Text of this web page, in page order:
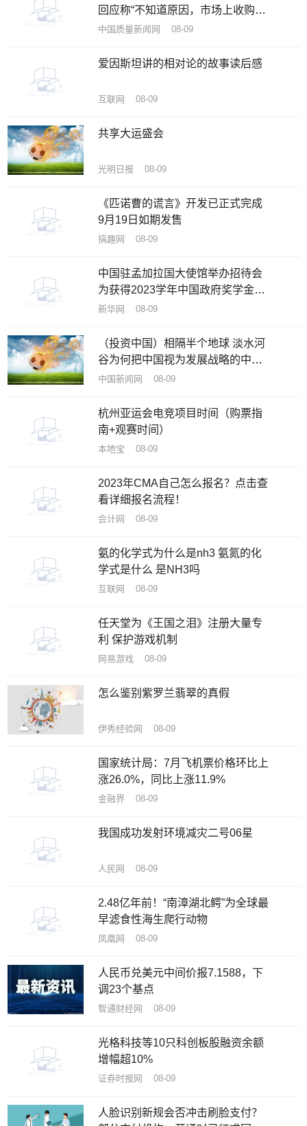
回应称“不知道原因，市场上收购的
辣椒”
中国质量新闻网 08-09
爱因斯坦讲的相对论的故事读后感
互联网 08-09
共享大运盛会
光明日报 08-09
《匹诺曹的谎言》开发已正式完成
9月19日如期发售
搞趣网 08-09
中国驻孟加拉国大使馆举办招待会
为获得2023学年中国政府奖学金新
生送行
新华网 08-09
（投资中国）相隔半个地球 淡水河
谷为何把中国视为发展战略的中
心？
中国新闻网 08-09
杭州亚运会电竞项目时间（购票指
南+观赛时间）
本地宝 08-09
2023年CMA自己怎么报名？点击查
看详细报名流程！
会计网 08-09
氨的化学式为什么是nh3 氨氮的化
学式是什么 是NH3吗
互联网 08-09
任天堂为《王国之泪》注册大量专
利 保护游戏机制
网易游戏 08-09
怎么鉴别紫罗兰翡翠的真假
伊秀经验网 08-09
国家统计局：7月飞机票价格环比上
涨26.0%，同比上涨11.9%
金融界 08-09
我国成功发射环境减灾二号06星
人民网 08-09
2.48亿年前！“南漳湖北鳄”为全球最
早滤食性海生爬行动物
凤凰网 08-09
人民币兑美元中间价报7.1588，下
调23个基点
智通财经网 08-09
光格科技等10只科创板股融资余额
增幅超10%
证券时报网 08-09
人脸识别新规会否冲击刷脸支付？